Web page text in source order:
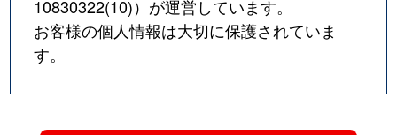
10830322(10)）が運営しています。
お客様の個人情報は大切に保護されていま
す。